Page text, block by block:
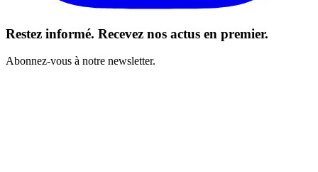
Restez informé. Recevez nos actus en premier.
Abonnez-vous à notre newsletter.